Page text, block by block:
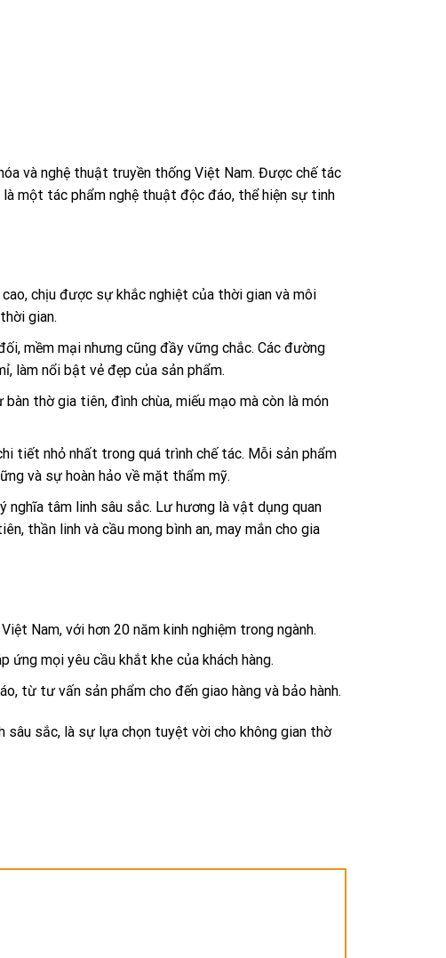
và nghệ thuật truyền thống Việt Nam. Được chế tác
một tác phẩm nghệ thuật độc đáo, thể hiện sự tinh
chịu được sự khắc nghiệt của thời gian và môi
gian.
mềm mại nhưng cũng đầy vững chắc. Các đường
làm nổi bật vẻ đẹp của sản phẩm.
thờ gia tiên, đình chùa, miếu mạo mà còn là món
tiết nhỏ nhất trong quá trình chế tác. Mỗi sản phẩm
và sự hoàn hảo về mặt thẩm mỹ.
nghĩa tâm linh sâu sắc. Lư hương là vật dụng quan
thần linh và cầu mong bình an, may mắn cho gia
Nam, với hơn 20 năm kinh nghiệm trong ngành.
mọi yêu cầu khắt khe của khách hàng.
từ tư vấn sản phẩm cho đến giao hàng và bảo hành.
sắc, là sự lựa chọn tuyệt vời cho không gian thờ